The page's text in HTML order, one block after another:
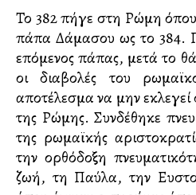
Το 382 πήγε στη Ρώμη
πάπα Δάμασου ως το 384.
επόμενος πάπας, μετά το
οι διαβολές του
αποτέλεσμα να μην
της Ρώμης. Συνδέθηκε
της ρωμαϊκής
την ορθόδοξη
ζωή, τη Παύλα, την